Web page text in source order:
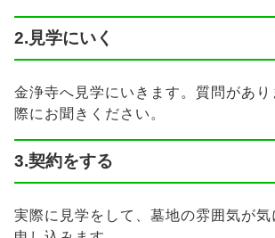
2.見学にいく
金浄寺へ見学にいきます。質問があ
際にお聞きください。
3.契約をする
実際に見学をして、墓地の雰囲気が気